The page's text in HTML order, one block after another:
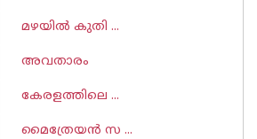
മഴയിൽ കുതി ...
അവതാരം
കേരളത്തിലെ ...
മൈത്രേയൻ സ ...